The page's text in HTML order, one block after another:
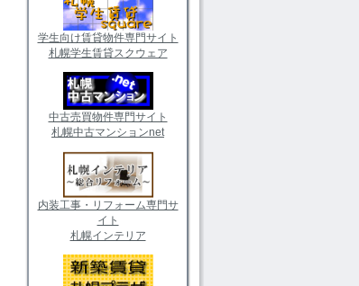
学生向け賃貸物件専門サイト
札幌学生賃貸スクウェア
中古売買物件専門サイト
札幌中古マンションnet
内装工事・リフォーム専門サ
イト
札幌インテリア